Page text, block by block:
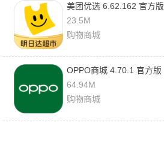
美团优选 6.62.162 官方版
23.5M
购物商城
OPPO商城 4.70.1 官方版
64.94M
购物商城